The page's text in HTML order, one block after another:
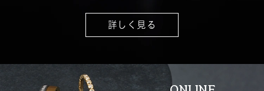
詳しく見る